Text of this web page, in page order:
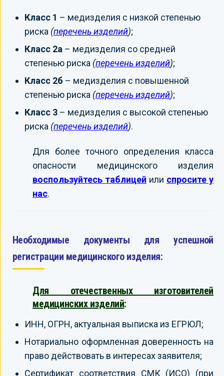
Класс 1 – медизделия с низкой степенью
риска (перечень изделий);
Класс 2а – медизделия со средней
степенью риска (перечень изделий);
Класс 2б – медизделия с повышенной
степенью риска (перечень изделий);
Класс 3 – медизделия с высокой степенью
риска (перечень изделий).
Для более точного определения класса
опасности медицинского изделия
воспользуйтесь таблицей или спросите у
нас.
Необходимые документы для успешной
регистрации медицинского изделия:
Для отечественных изготовителей
медицинских изделий:
ИНН, ОГРН, актуальная выписка из ЕГРЮЛ;
Нотариально оформленная доверенность на
право действовать в интересах заявителя;
Сертификат соответствия СМК (ИСО) (при